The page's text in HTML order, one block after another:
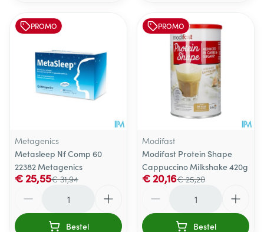
PROMO
Metagenics
Metasleep Nf Comp 60
22382 Metagenics
€ 31,94
€ 25,55
Bestel
PROMO
Modifast
Modifast Protein Shape
Cappuccino Milkshake 420g
€ 25,20
€ 20,16
Bestel